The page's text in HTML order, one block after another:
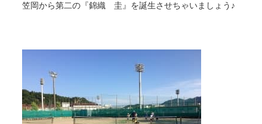
笠岡から第二の『錦織 圭』を誕生させちゃいましょう♪